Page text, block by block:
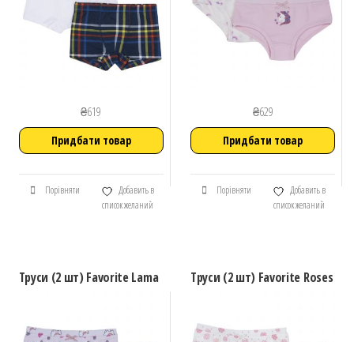
₴619
Придбати товар
Порівняти
Добавить в
список желаний
₴629
Придбати товар
Порівняти
Добавить в
список желаний
Труси (2 шт) Favorite Lama Труси (2 шт) Favorite Roses